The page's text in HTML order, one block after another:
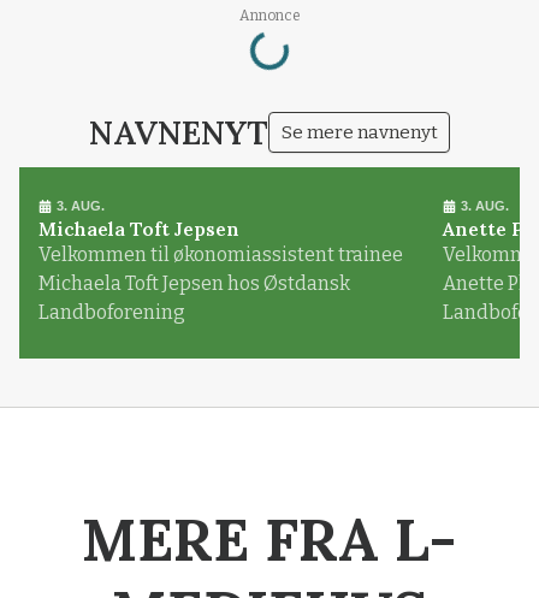
Annonce
Loading...
NAVNENYT Se mere navnenyt
3. AUG.
Michaela Toft Jepsen
Velkommen til økonomiassistent trainee
Michaela Toft Jepsen hos Østdansk
Landboforening
3. AUG.
Anette
Anette
MERE FRA L-